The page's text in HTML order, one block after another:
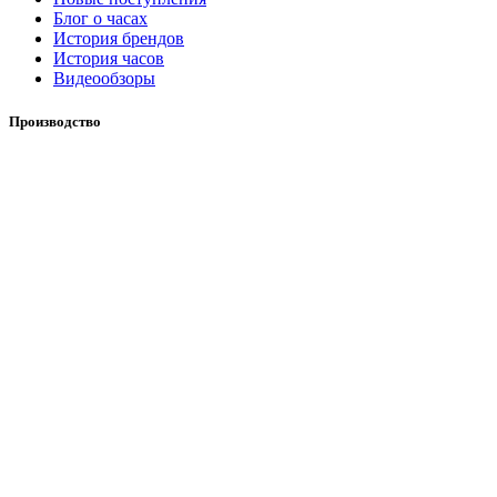
Блог о часах
История брендов
История часов
Видеообзоры
Производство